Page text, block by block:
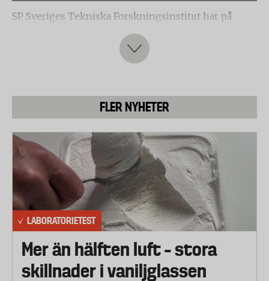
SP Sveriges Tekniska Forskningsinstitut har på
Testfaktas uppdrag testat sju olika goggles i barn-
och juniorstorlek (ca 5-12 år). Testet är baserat på
tillämpliga delar i europastandard EN 174
I testet användes två par glasögon från varje
Följande glasögon ingår i testet:
Everest – Jr Goggle
POC – POCito Iris
Smith – Gambler
Warp – Nakano Jr
Dr.Zipe – Weeman
FLER NYHETER
LABORATORIETEST
Mer än hälften luft – stora
skillnader i vaniljglassen